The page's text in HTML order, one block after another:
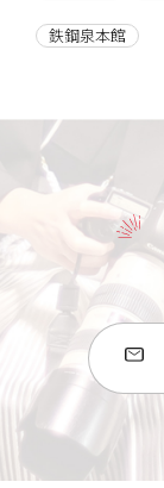
鉄鋼泉本館